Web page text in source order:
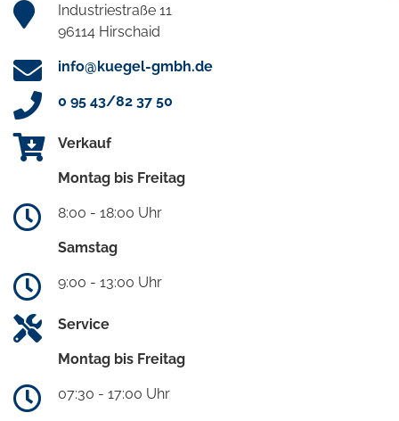
Industriestraße 11
96114 Hirschaid
info@kuegel-gmbh.de
0 95 43/82 37 50
Verkauf
Montag bis Freitag
8:00 - 18:00 Uhr
Samstag
9:00 - 13:00 Uhr
Service
Montag bis Freitag
07:30 - 17:00 Uhr